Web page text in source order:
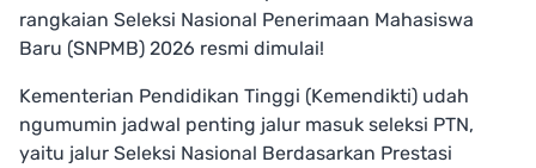
rangkaian Seleksi Nasional Penerimaan Mahasiswa
Baru (SNPMB) 2026 resmi dimulai!
Kementerian Pendidikan Tinggi (Kemendikti) udah
ngumumin jadwal penting jalur masuk seleksi PTN,
yaitu jalur Seleksi Nasional Berdasarkan Prestasi